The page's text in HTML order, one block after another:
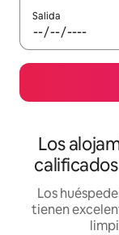
Salida
Los
Los
tienen